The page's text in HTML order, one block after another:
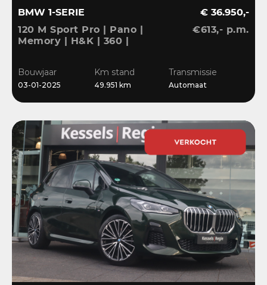
BMW 1-SERIE
120 M Sport Pro | Pano |
Memory | H&K | 360 |
El.klep | 18”
€ 36.950,-
€613,- p.m.
Bouwjaar
03-01-2025
Km stand
49.951 km
Transmissie
Automaat